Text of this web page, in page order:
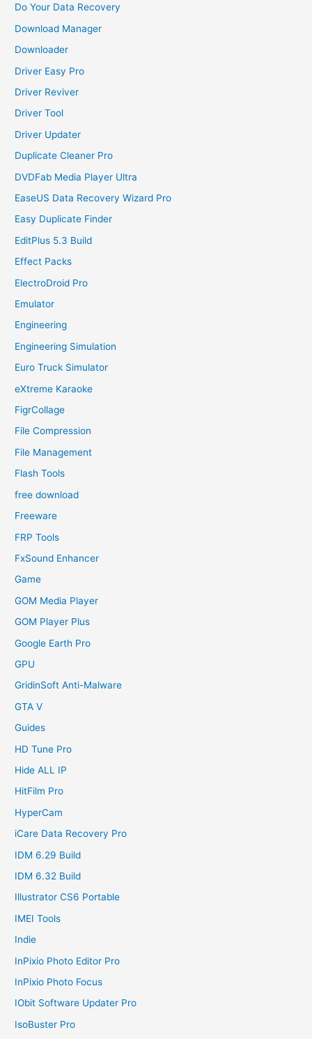
Do Your Data Recovery
Download Manager
Downloader
Driver Easy Pro
Driver Reviver
Driver Tool
Driver Updater
Duplicate Cleaner Pro
DVDFab Media Player Ultra
EaseUS Data Recovery Wizard Pro
Easy Duplicate Finder
EditPlus 5.3 Build
Effect Packs
ElectroDroid Pro
Emulator
Engineering
Engineering Simulation
Euro Truck Simulator
eXtreme Karaoke
FigrCollage
File Compression
File Management
Flash Tools
free download
Freeware
FRP Tools
FxSound Enhancer
Game
GOM Media Player
GOM Player Plus
Google Earth Pro
GPU
GridinSoft Anti-Malware
GTA V
Guides
HD Tune Pro
Hide ALL IP
HitFilm Pro
HyperCam
iCare Data Recovery Pro
IDM 6.29 Build
IDM 6.32 Build
Illustrator CS6 Portable
IMEI Tools
Indie
InPixio Photo Editor Pro
InPixio Photo Focus
IObit Software Updater Pro
IsoBuster Pro